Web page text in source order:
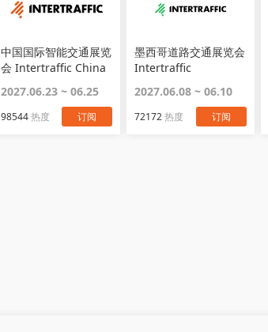
中国国际智能交通展览
会 Intertraffic China
2027.06.23 ~ 06.25
98544热度 订阅
墨西哥道路交通展览会
Intertraffic
2027.06.08 ~ 06.10
72172热度 订阅